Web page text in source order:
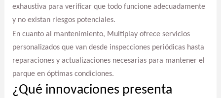
exhaustiva para verificar que todo funcione adecuadamente
y no existan riesgos potenciales.
En cuanto al mantenimiento, Multiplay ofrece servicios
personalizados que van desde inspecciones periódicas hasta
reparaciones y actualizaciones necesarias para mantener el
parque en óptimas condiciones.
¿Qué innovaciones presenta